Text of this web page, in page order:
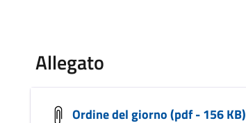
Allegato
Ordine del giorno (pdf - 156 KB)